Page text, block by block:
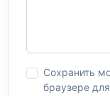
Сохранить
браузере